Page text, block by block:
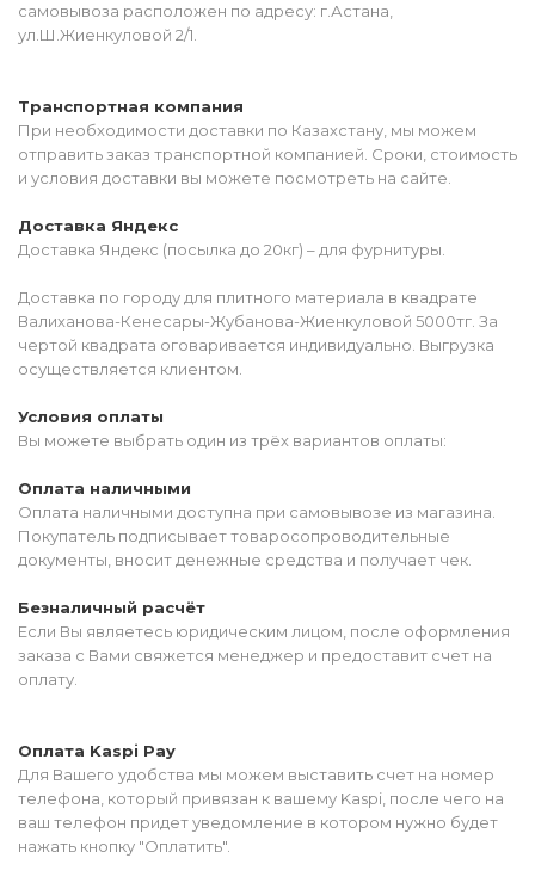
самовывоза расположен по адресу: г.Астана,
ул.Ш.Жиенкуловой 2/1.
Транспортная компания
При необходимости доставки по Казахстану, мы можем
отправить заказ транспортной компанией. Сроки, стоимость
и условия доставки вы можете посмотреть на сайте.
Доставка Яндекс
Доставка Яндекс (посылка до 20кг) – для фурнитуры.
Доставка по городу для плитного материала в квадрате
Валиханова-Кенесары-Жубанова-Жиенкуловой 5000тг. За
чертой квадрата оговаривается индивидуально. Выгрузка
осуществляется клиентом.
Условия оплаты
Вы можете выбрать один из трёх вариантов оплаты:
Оплата наличными
Оплата наличными доступна при самовывозе из магазина.
Покупатель подписывает товаросопроводительные
документы, вносит денежные средства и получает чек.
Безналичный расчёт
Если Вы являетесь юридическим лицом, после оформления
заказа с Вами свяжется менеджер и предоставит счет на
оплату.
Оплата Kaspi Pay
Для Вашего удобства мы можем выставить счет на номер
телефона, который привязан к вашему Kaspi, после чего на
ваш телефон придет уведомление в котором нужно будет
нажать кнопку "Оплатить".